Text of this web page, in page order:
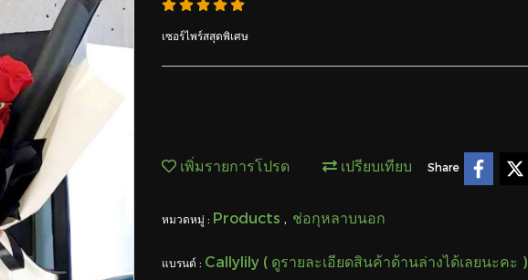
เซอร์ไพร์สสุดพิเศษ
เพิ่มรายการโปรด เปรียบเทียบ Share
หมวดหมู่ : Products , ช่อกุหลาบนอก
แบรนด์ : Callylily ( ดูรายละเอียดสินค้าด้านล่างได้เลยนะคะ )